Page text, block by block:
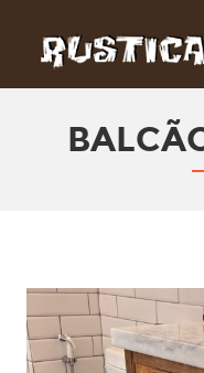
Previous